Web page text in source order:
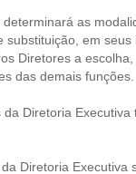
as
substituição, em
Diretores a escolha,
das demais funções.
Diretoria
Diretoria